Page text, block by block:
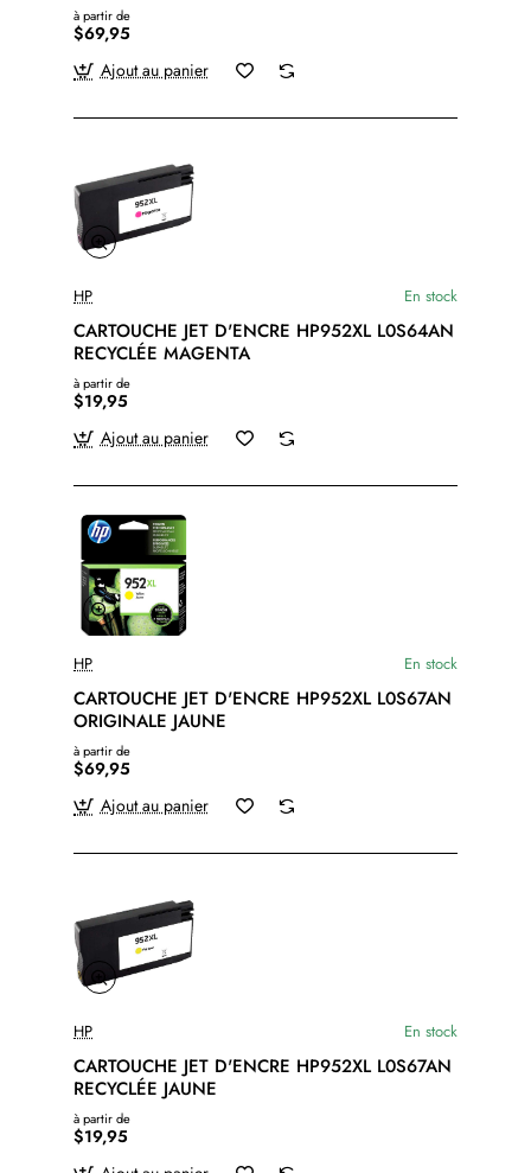
à partir de
$69,95
Ajout au panier
HP En stock
CARTOUCHE JET D'ENCRE HP952XL L0S64AN
RECYCLÉE MAGENTA
à partir de
$19,95
Ajout au panier
HP En stock
CARTOUCHE JET D'ENCRE HP952XL L0S67AN
ORIGINALE JAUNE
à partir de
$69,95
Ajout au panier
HP En stock
CARTOUCHE JET D'ENCRE HP952XL L0S67AN
RECYCLÉE JAUNE
à partir de
$19,95